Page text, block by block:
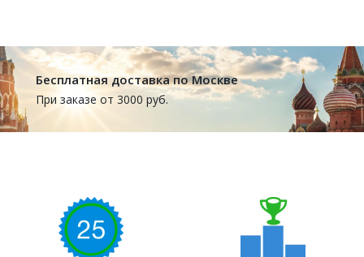
Бесплатная доставка по Москве
При заказе от 3000 руб.